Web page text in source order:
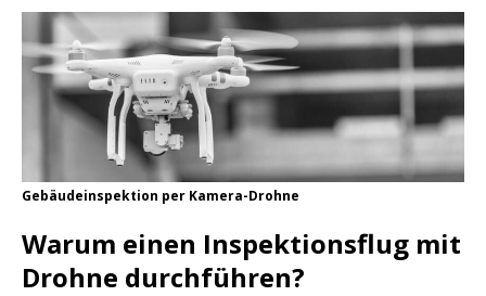
Gebäudeinspektion per Kamera-Drohne
Warum einen Inspektionsflug mit
Drohne durchführen?